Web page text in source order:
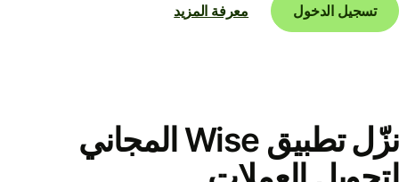
تسجيل الدخول
معرفة المزيد
نزّل تطبيق Wise المجاني